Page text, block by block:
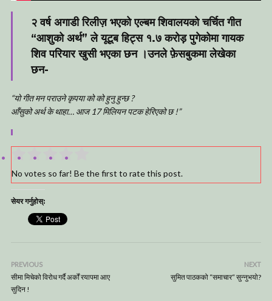
२ वर्ष अगाडी रिलीज़ भएको एल्बम शिवालयको चर्चित गीत
“आशुको अर्थ” ले यूटूब हिट्स १.७ करोड़ पुगेकोमा गायक
शिव परियार खुसी भएका छन ।उनले फ़ेसबुकमा लेखेका
छन-
“यो गीत मन पराउने कृपया को को हुनु हुन्छ ?
आँसुको अर्थ के थाहा… आज 17 मिलियन पटक हेरिएको छ !”
No votes so far! Be the first to rate this post.
सेयर गर्नुहोस्:
PREVIOUS
सीमा मिचेको विरोध गर्दै अर्कों रयापमा आए
सुदिन !
NEXT
सुमित पाठकको “समाचार“ सुन्नुभयो?